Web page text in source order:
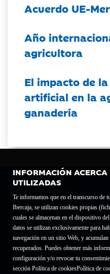
INFORMACIÓN ACERCA
UTILIZADAS
Te informamos que en el transcurso de
Ibercaja, se utilizan cookies propias
cuales se almacenan en el dispositivo
datos se utilizan exclusivamente para
navegación en un sitio Web, y
recuperados. Puedes obtener más
configuración y/o revocar tu
sección Política de cookiesPolítica de
Acuerdo UE-
Año
agricultora
El impacto de
artificial en la
ganadería
Fundación Bancaria Ibercaja C.I.F. G-
Inscrita en el Registro de Fundaciones
1689.
Domicilio social: Joaquín Costa, 13.